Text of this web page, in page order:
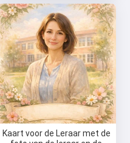
Kaart voor de Leraar met de